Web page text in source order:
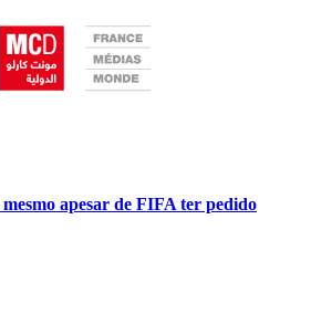
apesar de FIFA ter pedido